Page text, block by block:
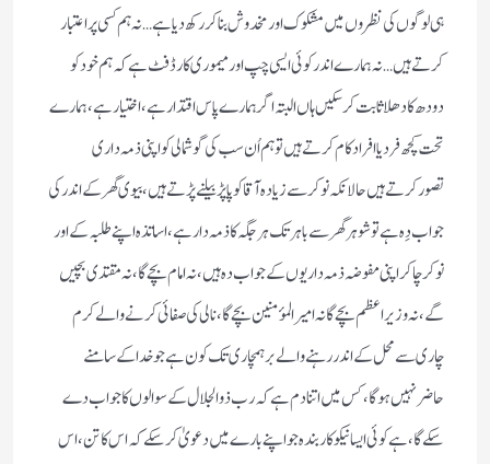
ہی لوگوں کی نظروں میں مشکوک اور مخدوش بناکررکھ دیاہے…نہ ہم کسی پراعتبار
کرتے ہیں …نہ ہمارے اندرکوئی ایسی چپ اورمیموری کارڈفٹ ہے کہ ہم خودکو
دودھ کادھلاثابت کرسکیں ہاں البتہ اگرہمارے پاس اقتدارہے ،اختیارہے ، ہمارے
تحت کچھ فرد یاافرادکام کرتے ہیں توہم اُن سب کی گوشمالی کواپنی ذمہ داری
تصورکرتے ہیں حالانکہ نوکرسے زیادہ آقاکوپاپڑبیلنے پڑتے ہیں،بیوی گھرکے اندر کی
جواب دِہ ہے توشوہرگھرسے باہرتک ہرجگہ کاذمہ دارہے ،اساتذہ اپنے طلبہ کے اور
نوکر چاکراپنی مفوضہ ذمہ داریوں کے جواب دہ ہیں، نہ امام بچے گا،نہ مقتدی بچیں
گے،نہ وزیراعظم بچے گانہ امیرالمؤمنین بچے گا،نالی کی صفائی کرنے والے کرم
چاری سے محل کے اندر رہنے والے برہمچاری تک کون ہے جوخداکے سامنے
حاضرنہیں ہوگا،کس میں اتنادم ہے کہ رب ذوالجلال کے سوالوں کاجواب دے
سکے گا،ہے کوئی ایسانیکوکاربندہ جواپنے بارے میں دعویٰ کرسکے کہ اس کاتن ، اس